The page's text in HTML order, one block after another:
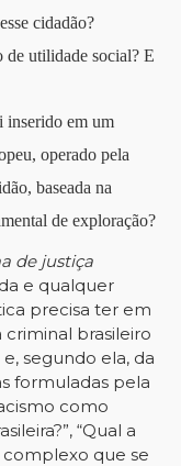
cidadão?
de utilidade social? E
inserido em um
operado pela
baseada na
de exploração?
de justiça
e qualquer
precisa ter em
brasileiro
segundo ela, da
formuladas pela
como
“Qual a
que se